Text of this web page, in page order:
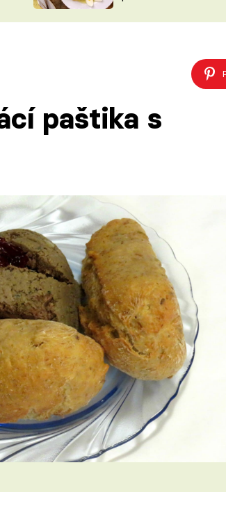
VYCHYTÁVKY
paštika s